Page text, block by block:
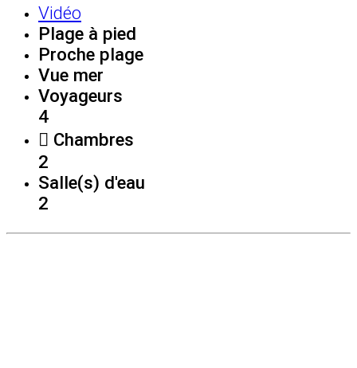
Vidéo
Plage à pied
Proche plage
Vue mer
Voyageurs
4
Chambres
2
Salle(s) d'eau
2